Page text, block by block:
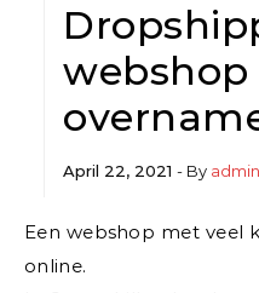
webshop
April 22, 2021 - By admin
Een webshop met veel keuze, ruim 25.000 artikelen
online.